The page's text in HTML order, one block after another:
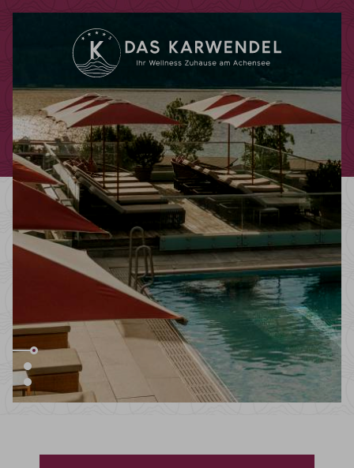
Codes einlösen
Hier können Sie Ihre Aktionscodes
oder Gutscheine einlösen.
Aktuell akzeptieren wir folgende
Codes:
Bonuscode
Gutscheine